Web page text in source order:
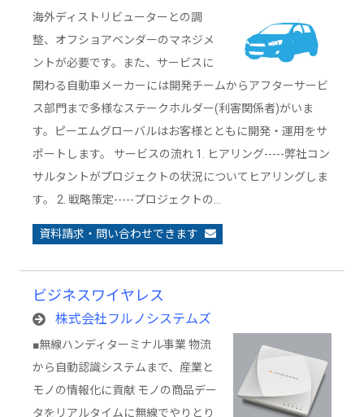
海外ディストリビューターとの調
整、オフショアベンダーのマネジメ
ントが必要です。また、サービスに
関わる自動車メーカーには開発チームからアフターサービ
ス部門まで多様なステークホルダー(利害関係者)がいま
す。ピーエムグローバルはお客様とともに開発・運用をサ
ポートします。 サービスの流れ 1. ヒアリング-----弊社コン
サルタントがプロジェクトの状況についてヒアリングしま
す。 2. 戦略策定-----プロジェクトの…
資料請求・問い合わせできます
ビジネスワイヤレス
株式会社フルノシステムズ
■無線ハンディターミナル事業 物流
から自動認識システムまで、産業と
モノの情報化に貢献 モノの商品デー
タをリアルタイムに無線でやりとり